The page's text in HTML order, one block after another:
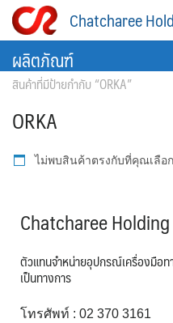
Skip
Chatcharee
ผลิตภัณฑ์
สินค้าที่มีป้ายกำกับ “ORKA”
ORKA
ไม่พบสินค้าตรงกับที่คุณเลือก
Chatcharee
ตัวแทนจำหน่ายอุปกรณ์เครื่องมือ
เป็นทางการ
โทรศัพท์ : 02 370 3161